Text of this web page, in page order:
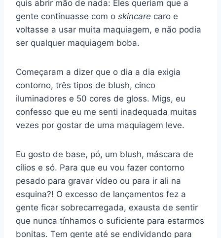
quis abrir mão de nada: Eles queriam que a
gente continuasse com o skincare caro e
voltasse a usar muita maquiagem, e não podia
ser qualquer maquiagem boba.
Começaram a dizer que o dia a dia exigia
contorno, três tipos de blush, cinco
iluminadores e 50 cores de gloss. Migs, eu
confesso que eu me senti inadequada muitas
vezes por gostar de uma maquiagem leve.
Eu gosto de base, pó, um blush, máscara de
cílios e só. Para que eu vou fazer contorno
pesado para gravar vídeo ou para ir ali na
esquina?! O excesso de lançamentos fez a
gente ficar sobrecarregada, exausta de sentir
que nunca tínhamos o suficiente para estarmos
bonitas. Tem gente até se endividando para